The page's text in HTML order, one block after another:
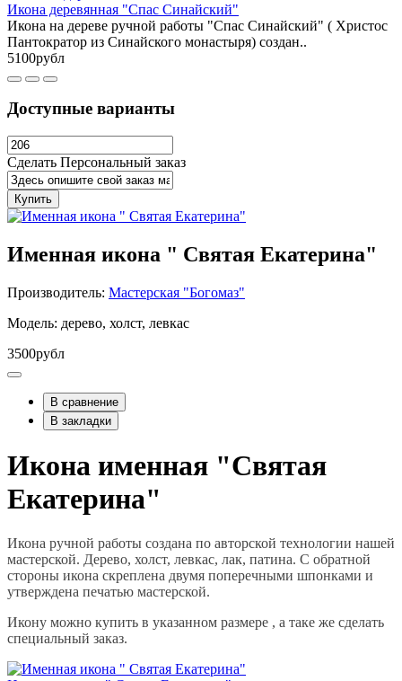
Икона деревянная "Спас Синайский"
Икона на дереве ручной работы "Спас Синайский" ( Христос
Пантократор из Синайского монастыря) создан..
5100рубл
Доступные варианты
Сделать Персональный заказ
Купить
Именная икона " Святая Екатерина"
Производитель: Мастерская "Богомаз"
Модель: дерево, холст, левкас
3500рубл
В сравнение
В закладки
Икона именная "Святая
Екатерина"
Икона ручной работы создана по авторской технологии нашей
мастерской. Дерево, холст, левкас, лак, патина. С обратной
стороны икона скреплена двумя поперечными шпонками и
утверждена печатью мастерской.
Икону можно купить в указанном размере , а таке же сделать
специальный заказ.